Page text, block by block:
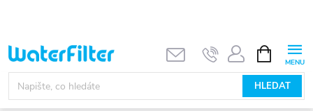
obsah
HLEDAT
NÁKUPNÍ
KOŠÍK